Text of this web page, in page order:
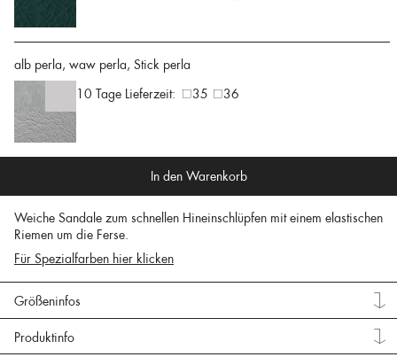
alb perla, waw perla, Stick perla
10 Tage Lieferzeit:
35 36
In den Warenkorb
Weiche Sandale zum schnellen Hineinschlüpfen mit einem elastischen
Riemen um die Ferse.
Für Spezialfarben hier klicken
Größeninfos
Produktinfo